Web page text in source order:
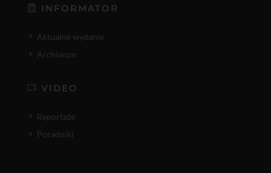
INFORMATOR
Aktualne wydanie
Archiwum
VIDEO
Reportaże
Poradniki